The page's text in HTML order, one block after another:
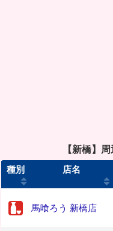
【新橋】
種別 店名
馬喰ろう 新橋店